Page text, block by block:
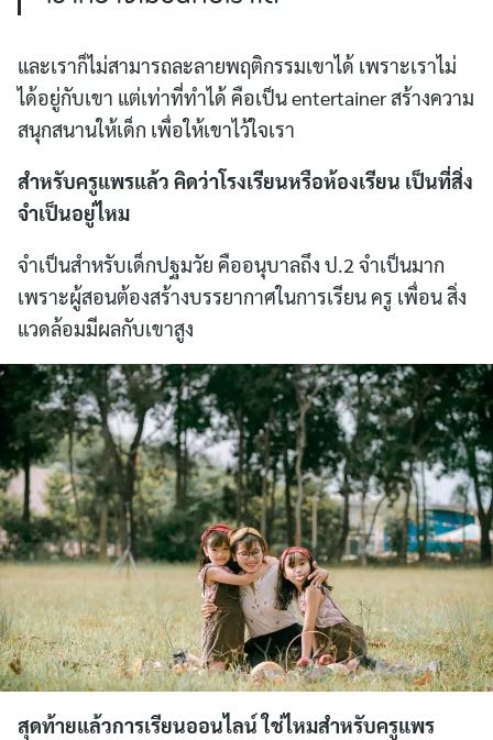
และเราก็ไม่สามารถละลายพฤติกรรมเขาได้ เพราะเราไม่
ได้อยู่กับเขา แต่เท่าที่ทำได้ คือเป็น entertainer สร้างความ
สนุกสนานให้เด็ก เพื่อให้เขาไว้ใจเรา
สำหรับครูแพรแล้ว คิดว่าโรงเรียนหรือห้องเรียน เป็นที่สิ่ง
จำเป็นอยู่ไหม
จำเป็นสำหรับเด็กปฐมวัย คืออนุบาลถึง ป.2 จำเป็นมาก
เพราะผู้สอนต้องสร้างบรรยากาศในการเรียน ครู เพื่อน สิ่ง
แวดล้อมมีผลกับเขาสูง
สุดท้ายแล้วการเรียนออนไลน์ ใช่ไหมสำหรับครูแพร